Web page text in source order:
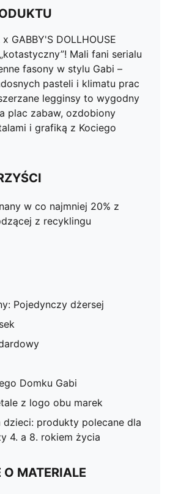
GABBY'S DOLLHOUSE
Mali fani serialu
fasony w stylu Gabi –
pasteli i klimatu prac
legginsy to wygodny
plac zabaw, ozdobiony
i grafiką z Kociego
w co najmniej 20% z
z recyklingu
Pojedynczy dżersej
Domku Gabi
z logo obu marek
dzieci: produkty polecane dla
4. a 8. rokiem życia
MATERIALE